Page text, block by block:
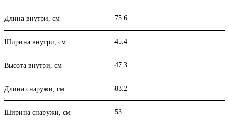
Длина внутри, см 75.6
Ширина внутри, см 45.4
Высота внутри, см 47.3
Длина снаружи, см 83.2
Ширина снаружи, см 53